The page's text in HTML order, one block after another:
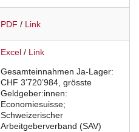
PDF / Link
Excel / Link
Gesamteinnahmen Ja-Lager:
CHF 3’720’984, grösste
Geldgeber:innen:
Economiesuisse;
Schweizerischer
Arbeitgeberverband (SAV)